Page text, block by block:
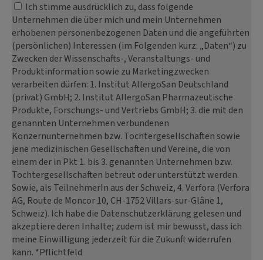
Ich stimme ausdrücklich zu, dass folgende
Unternehmen die über mich und mein Unternehmen
erhobenen personenbezogenen Daten und die angeführten
(persönlichen) Interessen (im Folgenden kurz: „Daten“) zu
Zwecken der Wissenschafts-, Veranstaltungs- und
Produktinformation sowie zu Marketingzwecken
verarbeiten dürfen: 1. Institut AllergoSan Deutschland
(privat) GmbH; 2. Institut AllergoSan Pharmazeutische
Produkte, Forschungs- und Vertriebs GmbH; 3. die mit den
genannten Unternehmen verbundenen
Konzernunternehmen bzw. Tochtergesellschaften sowie
jene medizinischen Gesellschaften und Vereine, die von
einem der in Pkt 1. bis 3. genannten Unternehmen bzw.
Tochtergesellschaften betreut oder unterstützt werden.
Sowie, als TeilnehmerIn aus der Schweiz, 4. Verfora (Verfora
AG, Route de Moncor 10, CH-1752 Villars-sur-Glâne 1,
Schweiz). Ich habe die Datenschutzerklärung gelesen und
akzeptiere deren Inhalte; zudem ist mir bewusst, dass ich
meine Einwilligung jederzeit für die Zukunft widerrufen
kann. *Pflichtfeld